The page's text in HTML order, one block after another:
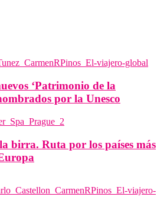
‘Patrimonio de la
por la Unesco
birra. Ruta por los países más